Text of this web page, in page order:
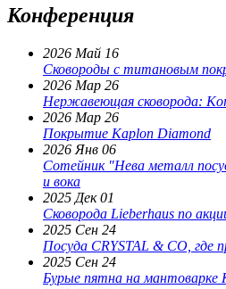
Конференция
2026 Май 16
Сковороды с титановым
2026 Мар 26
Нержавеющая сковорода:
2026 Мар 26
Покрытие Kaplon Diamond
2026 Янв 06
Сотейник "Нева металл
и вока
2025 Дек 01
Сковорода Lieberhaus по
2025 Сен 24
Посуда CRYSTAL & CO, где
2025 Сен 24
Бурые пятна на мантоварке